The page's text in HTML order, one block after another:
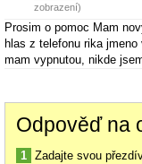
zobrazení)
Prosim o pomoc Mam
hlas z telefonu rika
mam vypnutou, nikde
Odpověď na
1 Zadajte svou